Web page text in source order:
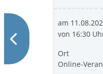
am
von 16:30
Ort
Online-
Zurück